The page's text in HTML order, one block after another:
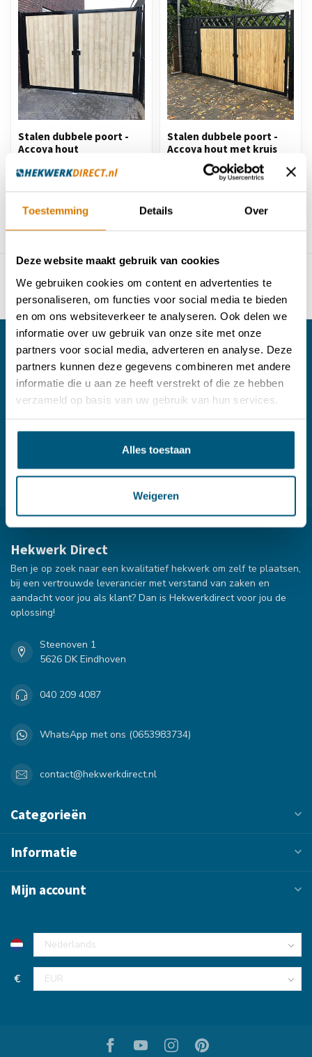
Toestemming Details Over
Deze website maakt gebruik van cookies
We gebruiken cookies om content en advertenties te
personaliseren, om functies voor social media te bieden
en om ons websiteverkeer te analyseren. Ook delen we
informatie over uw gebruik van onze site met onze
partners voor social media, adverteren en analyse. Deze
partners kunnen deze gegevens combineren met andere
informatie die u aan ze heeft verstrekt of die ze hebben
verzameld op basis van uw gebruik van hun services.
Alles toestaan
Weigeren
Stalen dubbele poort -
Accoya hout
€3.311,95
Stalen dubbele poort -
Accoya hout met kruis
€4.287,95
Persoonlijk contact met onze experts
Heb je vragen over onze producten of over je bestelling, kijk dan
op onze klantenservice pagina. Hier vind je onze
verschillende manieren om met ons in contact te komen!
Klantenservice
Hekwerk Direct
Ben je op zoek naar een kwalitatief hekwerk om zelf te plaatsen,
bij een vertrouwde leverancier met verstand van zaken en
aandacht voor jou als klant? Dan is Hekwerkdirect voor jou de
oplossing!
Steenoven 1
5626 DK Eindhoven
040 209 4087
WhatsApp met ons (0653983734)
contact@hekwerkdirect.nl
Categorieën
Informatie
Mijn account
€